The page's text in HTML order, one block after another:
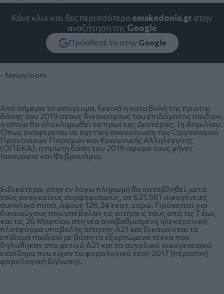
Κάνε κλικ και δες περισσότερο emakedonia.grστην
αναζήτηση της Google
Πρόσθεσέ το στην Google
- Newsroom
Από σήμερα το απόγευμα, ξεκινά η καταβολή της πρώτης
δόσης του 2019 στους δικαιούχους του επιδόματος παιδιού,
η οποία θα ολοκληρωθεί το πρωί της Δευτέρας, 1η Απριλίου.
Όπως αναφέρεται σε σχετική ανακοίνωση του Οργανισμού
Προνοιακών Παροχών και Κοινωνικής Αλληλεγγύης
(ΟΠΕΚΑ), η πρώτη δόση του 2019 αφορά τους μήνες
Ιανουάριο και Φεβρουάριο.
Ειδικότερα, στην εν λόγω πληρωμή θα καταβληθεί, μετά
τους αναγκαίους συμψηφισμούς, σε 621.581 οικογένειες
συνολικό ποσό, ύψους 128,24 εκατ. ευρώ. Πρόκειται για
δικαιούχους που υπέβαλαν τις αιτήσεις τους από τις 7 έως
και τις 26 Μαρτίου στη νέα αναβαθμισμένη ηλεκτρονική
πλατφόρμα υποβολής αίτησης Α21 και δικαιούνται το
επίδομα παιδιού με βάση τα εξαρτώμενα τέκνα που
δηλώθηκαν στο φετινό Α21 και το συνολικό οικογενειακό
εισόδημα που είχαν το φορολογικό έτος 2017 (περυσινή
φορολογική δήλωση).